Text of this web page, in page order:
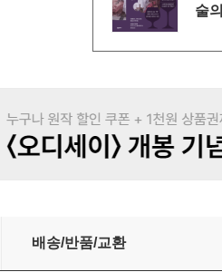
술
배송/반품/교환